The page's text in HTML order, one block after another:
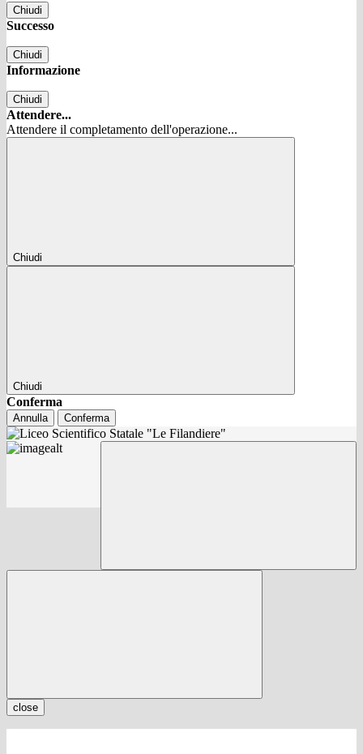
Chiudi
Successo
Chiudi
Informazione
Chiudi
Attendere...
Attendere il completamento dell'operazione...
Chiudi
Chiudi
Conferma
Annulla Conferma
close